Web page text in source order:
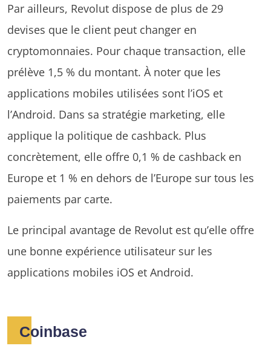
Par ailleurs, Revolut dispose de plus de 29
devises que le client peut changer en
cryptomonnaies. Pour chaque transaction, elle
prélève 1,5 % du montant. À noter que les
applications mobiles utilisées sont l’iOS et
l’Android. Dans sa stratégie marketing, elle
applique la politique de cashback. Plus
concrètement, elle offre 0,1 % de cashback en
Europe et 1 % en dehors de l’Europe sur tous les
paiements par carte.
Le principal avantage de Revolut est qu’elle offre
une bonne expérience utilisateur sur les
applications mobiles iOS et Android.
Coinbase